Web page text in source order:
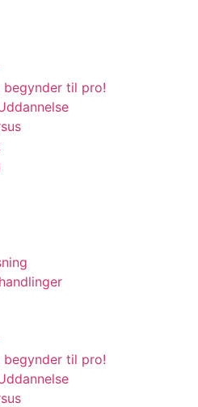
til pro!
til pro!